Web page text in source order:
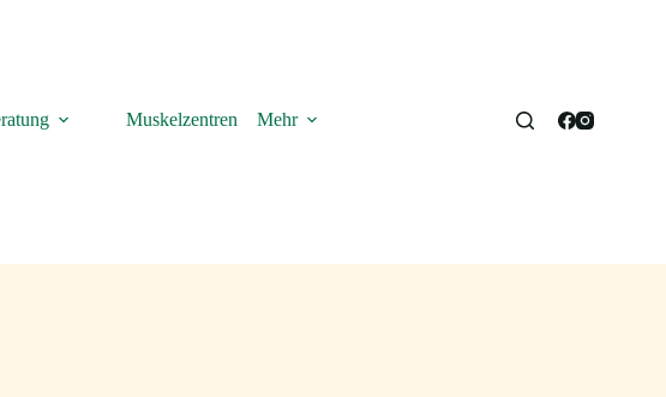
Muskelzentren Mehr